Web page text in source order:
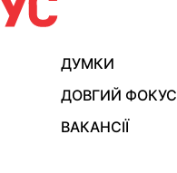
ДУМКИ
ДОВГИЙ ФОКУС
ВАКАНСІЇ